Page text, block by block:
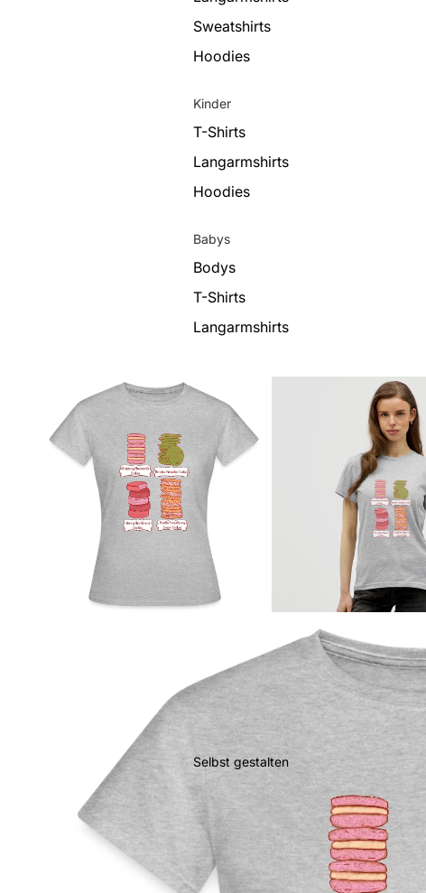
Sweatshirts
Hoodies
Kinder
T-Shirts
Langarmshirts
Hoodies
Babys
Bodys
T-Shirts
Langarmshirts
Selbst gestalten